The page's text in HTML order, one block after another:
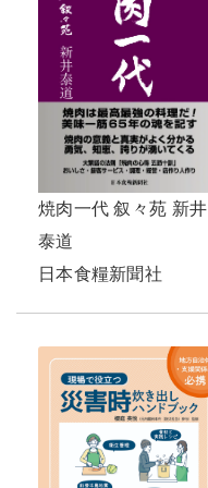
焼肉一代 叙々苑 新井
泰道
日本食糧新聞社